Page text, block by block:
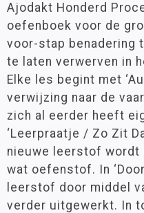
Schrijven
Zelfstandig werken
Spelmaterialen
Ajodakt
Kinheim
Klassenmanagement
Oefenstof
Paletti
Rekenen
Leeftijd
9 - 12 jaar(1)
Materiaalkeuze
Werkboeken (1)
Merk
ThiemeMeulenhoff
Ajodakt Honderd
oefenboek voor de
voor-stap benadering
te laten verwerven in
Elke les begint met
verwijzing naar de
zich al eerder heeft
‘Leerpraatje / Zo Zit
nieuwe leerstof wordt
wat oefenstof. In
leerstof door middel
verder uitgewerkt. In